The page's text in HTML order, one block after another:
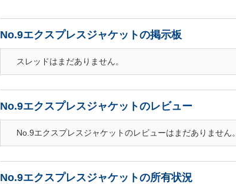
No.9エクスプレスジャケットの掲示板
スレッドはまだありません。
No.9エクスプレスジャケットのレビュー
No.9エクスプレスジャケットのレビューはまだありません。
No.9エクスプレスジャケットの所有状況